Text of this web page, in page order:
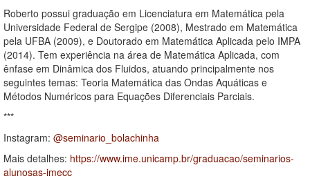
Roberto possui graduação em Licenciatura em Matemática pela
Universidade Federal de Sergipe (2008), Mestrado em Matemática
pela UFBA (2009), e Doutorado em Matemática Aplicada pelo IMPA
(2014). Tem experiência na área de Matemática Aplicada, com
ênfase em Dinâmica dos Fluidos, atuando principalmente nos
seguintes temas: Teoria Matemática das Ondas Aquáticas e
Métodos Numéricos para Equações Diferenciais Parciais.
***
Instagram: @seminario_bolachinha
Mais detalhes: https://www.ime.unicamp.br/graduacao/seminarios-
alunosas-imecc